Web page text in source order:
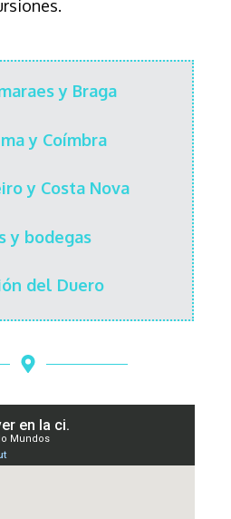
y Braga
y Coímbra
y Costa Nova
y bodegas
del Duero